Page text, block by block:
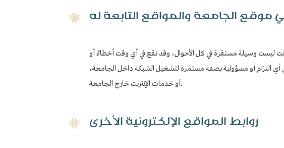
موقع الجامعة والمواقع التابعة له
ليست وسيلة مستقرة في كل الأحوال، وقد تقع في أي وقت أخطاءٌ أو
أي التزام أو مسؤولية بصفة مستمرة لتشغيل الشبكة داخل الجامعة،
أو خدمات الإنترنت خارج الجامعة.
روابط المواقع الإلكترونية الأخرى